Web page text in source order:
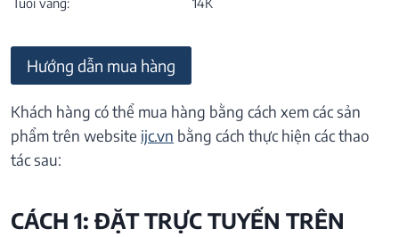
Hướng dẫn mua hàng
Khách hàng có thể mua hàng bằng cách xem các sản
phẩm trên website ijc.vn bằng cách thực hiện các thao
tác sau:
CÁCH 1: ĐẶT TRỰC TUYẾN TRÊN